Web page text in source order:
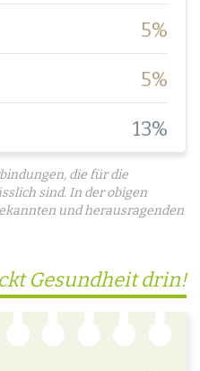
5%
5%
13%
die für die
sind. In der obigen
und herausragenden
Gesundheit drin!